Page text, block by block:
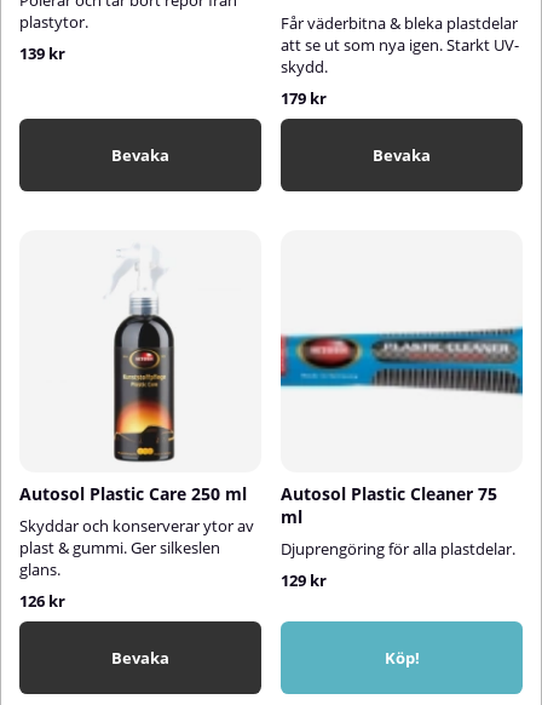
plastytor.
139 kr
Bevaka
Får väderbitna & bleka plastdelar
att se ut som nya igen. Starkt UV-
skydd.
179 kr
Bevaka
Autosol Plastic Care 250 ml
Skyddar och konserverar ytor av
plast & gummi. Ger silkeslen
glans.
126 kr
Bevaka
Autosol Plastic Cleaner 75
ml
Djuprengöring för alla plastdelar.
129 kr
Köp!